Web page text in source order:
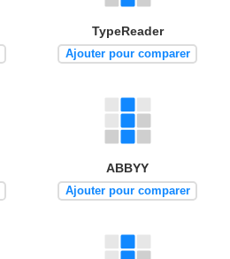
TypeReader
Ajouter pour comparer
ABBYY
Ajouter pour comparer